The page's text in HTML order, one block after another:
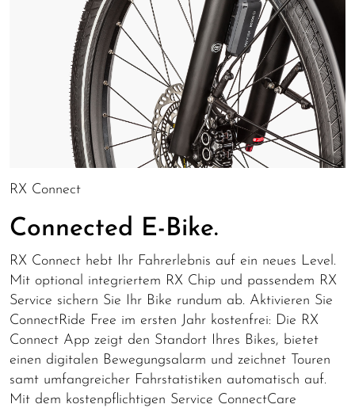
RX Connect
Connected E-Bike.
RX Connect hebt Ihr Fahrerlebnis auf ein neues Level.
Mit optional integriertem RX Chip und passendem RX
Service sichern Sie Ihr Bike rundum ab. Aktivieren Sie
ConnectRide Free im ersten Jahr kostenfrei: Die RX
Connect App zeigt den Standort Ihres Bikes, bietet
einen digitalen Bewegungsalarm und zeichnet Touren
samt umfangreicher Fahrstatistiken automatisch auf.
Mit dem kostenpflichtigen Service ConnectCare